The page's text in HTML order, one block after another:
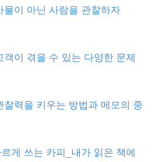
이 아닌 사람을 관찰하자
이 겪을 수 있는 다양한 문제
력을 키우는 방법과 메모의 중
게 쓰는 카피_내가 읽은 책에